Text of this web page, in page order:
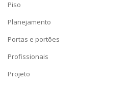
Piso
Planejamento
Portas e portões
Profissionais
Projeto